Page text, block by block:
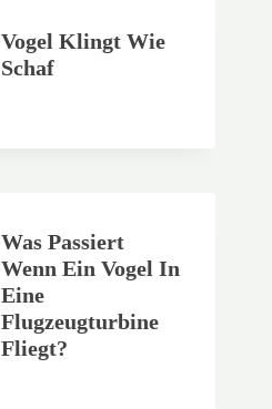
Vogel Klingt Wie
Schaf
Was Passiert
Wenn Ein Vogel In
Eine
Flugzeugturbine
Fliegt?